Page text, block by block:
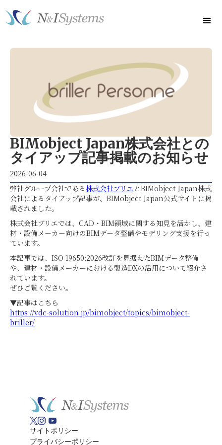
BIMobject Japan株式会社との
タイアップ記事掲載のお知らせ
2026-06-04
弊社グループ会社である株式会社ブリエ とBIMobject Japan株式
会社によるタイアップ記事が、BIMobject Japan公式サイトに掲
載されました。
株式会社ブリエでは、CAD・BIM領域に関する知見を活かし、建
材・設備メーカー向けのBIMデータ整備やモデリング支援を行っ
ています。
本記事では、ISO 19650:2026改訂を見据えたBIMデータ整備
や、建材・設備メーカーにおける製造DXの活用について紹介さ
れています。
ぜひご覧ください。
▼記事はこちら
https://vdc-solution.jp/bimobject/topics/bimobject-
briller/
サイトポリシー
プライバシーポリシー